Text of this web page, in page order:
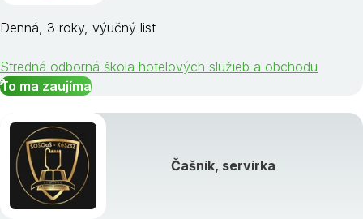
Denná, 3 roky, výučný list
Stredná odborná škola hotelových služieb a obchodu
To ma zaujíma
Čašník, servírka